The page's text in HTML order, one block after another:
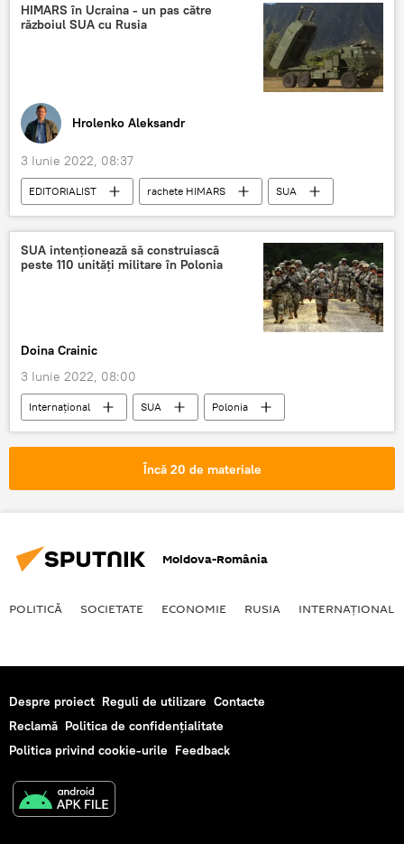
HIMARS în Ucraina - un pas către
războiul SUA cu Rusia
Hrolenko Aleksandr
3 Iunie 2022, 08:37
EDITORIALIST rachete HIMARS
SUA
România
Situatia din Ucraina
Ucraina
SUA intenționează să construiască
peste 110 unităţi militare în Polonia
Doina Crainic
3 Iunie 2022, 08:00
Internaţional SUA
Polonia
Militari americani
Armata americană
bază militară americană
Încă 20 de materiale
Moldova-România
POLITICĂ SOCIETATE ECONOMIE RUSIA INTERNAŢIONAL
Despre proiect Reguli de utilizare Contacte
Reclamă Politica de confidențialitate
Politica privind cookie-urile Feedback